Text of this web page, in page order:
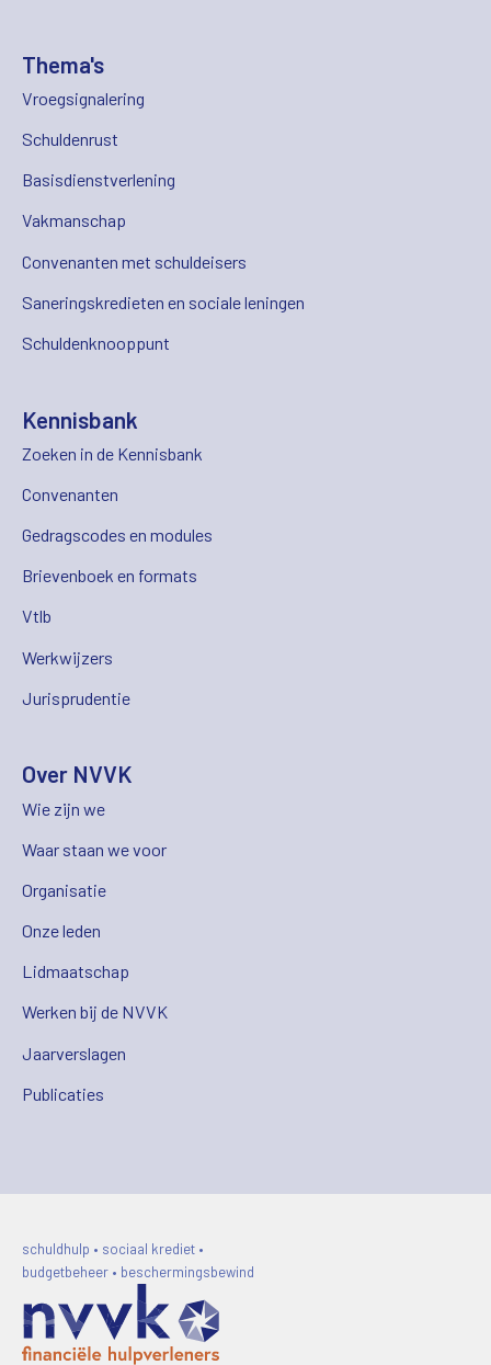
Thema's
Vroegsignalering
Schuldenrust
Basisdienstverlening
Vakmanschap
Convenanten met schuldeisers
Saneringskredieten en sociale leningen
Schuldenknooppunt
Kennisbank
Zoeken in de Kennisbank
Convenanten
Gedragscodes en modules
Brievenboek en formats
Vtlb
Werkwijzers
Jurisprudentie
Over NVVK
Wie zijn we
Waar staan we voor
Organisatie
Onze leden
Lidmaatschap
Werken bij de NVVK
Jaarverslagen
Publicaties
schuldhulp • sociaal krediet •
budgetbeheer • beschermingsbewind